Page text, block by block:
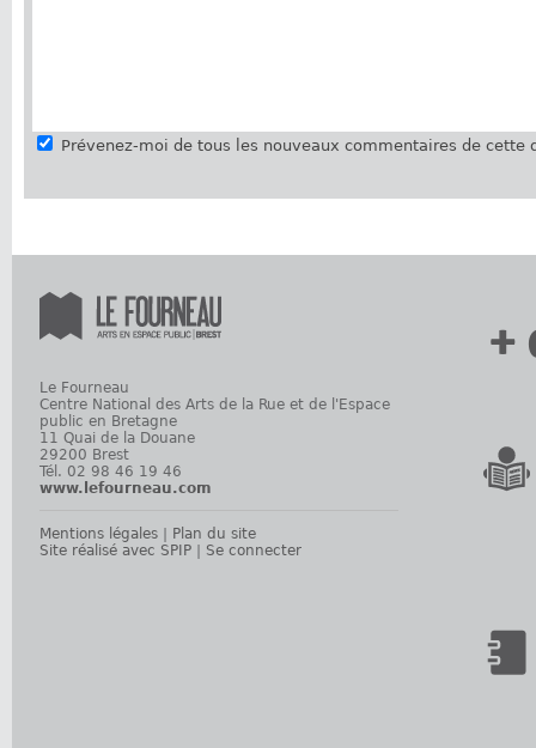
Prévenez-moi de tous les nouveaux commentaires de cette
Le Fourneau
Centre National des Arts de la Rue et de l'Espace
public en Bretagne
11 Quai de la Douane
29200 Brest
Tél. 02 98 46 19 46
www.lefourneau.com
Mentions légales
Plan du site
Site réalisé avec SPIP
Se connecter
+